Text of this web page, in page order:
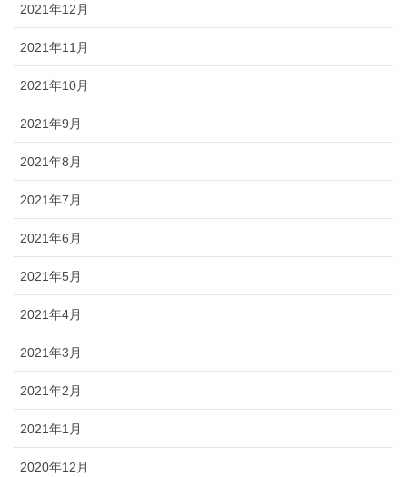
2021年12月
2021年11月
2021年10月
2021年9月
2021年8月
2021年7月
2021年6月
2021年5月
2021年4月
2021年3月
2021年2月
2021年1月
2020年12月